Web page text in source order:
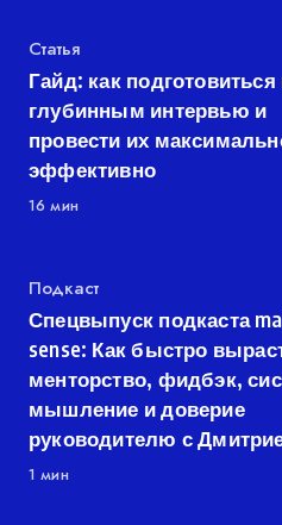
Категория
Статья
Гайд: как подготовиться
глубинным интервью и
провести их
эффективно
16 мин
Категория
Подкаст
Спецвыпуск подкаста
sense: Как быстро
менторство, фидбэк,
мышление и доверие
руководителю с
1 мин